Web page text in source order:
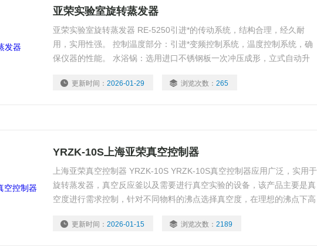
亚荣实验室旋转蒸发器
亚荣实验室旋转蒸发器 RE-5250引进*的传动系统，结构合理，经久耐
用，实用性强。 控制温度部分：引进*变频控制系统，温度控制系统，确
保仪器的性能。 水浴锅：选用进口不锈钢板一次冲压成形，立式自动升
性，防腐性和耐磨性。 主体结构：采用优质铝合金及不锈钢材质，更加*
更新时间：2026-01-29 浏览次数：265
YRZK-10S上海亚荣真空控制器
上海亚荣真空控制器 YRZK-10S YRZK-10S真空控制器应用广泛，实用于
旋转蒸发器，真空反应釜以及需要进行真空实验的设备，该产品主要是真
空度进行需求控制，针对不同物料的沸点选择真空度，在理想的沸点下高
更新时间：2026-01-15 浏览次数：2189